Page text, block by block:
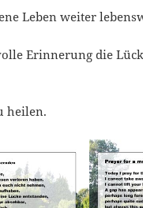
Leben weiter
Erinnerung die
heilen.